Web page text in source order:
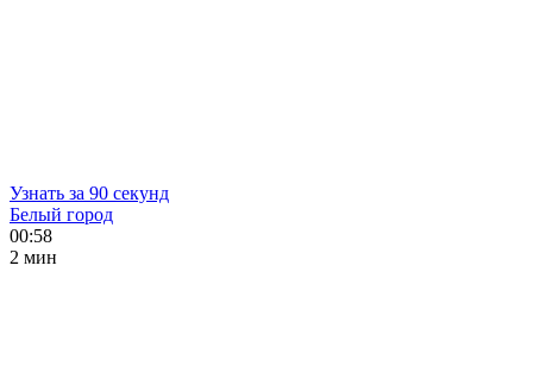
Узнать за 90 секунд
Белый город
00:58
2 мин